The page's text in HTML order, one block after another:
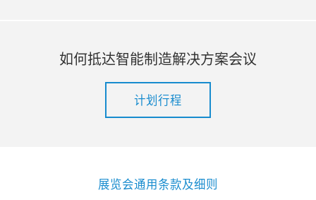
如何抵达智能制造解决方案会议
计划行程
展览会通用条款及细则